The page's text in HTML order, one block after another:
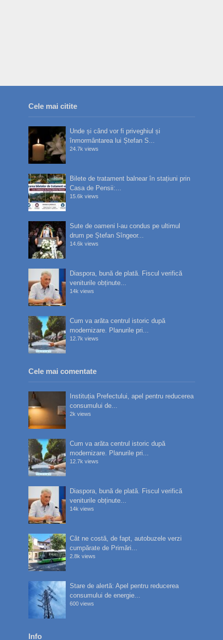
Cele mai citite
Unde și când vor fi priveghiul și
înmormântarea lui Ștefan S...
24.7k views
Bilete de tratament balnear în stațiuni prin
Casa de Pensii:...
15.6k views
Sute de oameni l-au condus pe ultimul
drum pe Ștefan Sîngeor...
14.6k views
Diaspora, bună de plată. Fiscul verifică
veniturile obținute...
14k views
Cum va arăta centrul istoric după
modernizare. Planurile pri...
12.7k views
Cele mai comentate
Instituția Prefectului, apel pentru reducerea
consumului de...
2k views
Cum va arăta centrul istoric după
modernizare. Planurile pri...
12.7k views
Diaspora, bună de plată. Fiscul verifică
veniturile obținute...
14k views
Cât ne costă, de fapt, autobuzele verzi
cumpărate de Primări...
2.8k views
Stare de alertă: Apel pentru reducerea
consumului de energie...
600 views
Info